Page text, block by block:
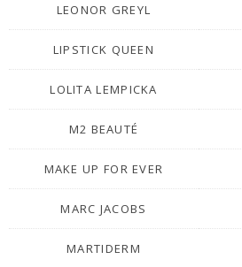
LEONOR GREYL
LIPSTICK QUEEN
LOLITA LEMPICKA
M2 BEAUTÉ
MAKE UP FOR EVER
MARC JACOBS
MARTIDERM